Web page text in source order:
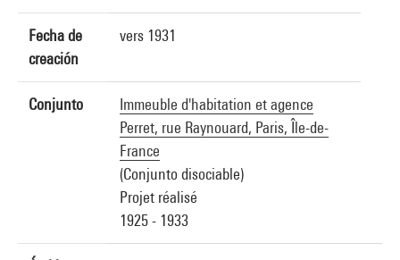
Fecha de
creación
vers 1931
Conjunto
Immeuble d'habitation et agence
Perret, rue Raynouard, Paris, Île-de-
France
(Conjunto disociable)
Projet réalisé
1925 - 1933